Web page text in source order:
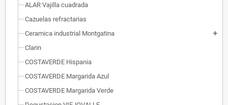
ALAR Vajilla cuadrada
Cazuelas refractarias
Ceramica industrial Montgatina
add
Clarin
COSTAVERDE Hispania
COSTAVERDE Margarida Azul
COSTAVERDE Margarida Verde